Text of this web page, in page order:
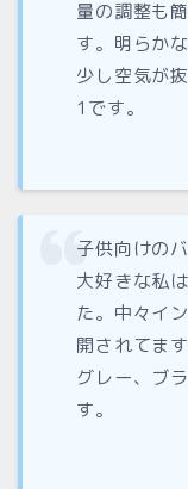
量の調整も
す。明らか
少し空気が
1です。
子供向けの
大好きな私
た。中々イ
開されてま
グレー、ブ
す。